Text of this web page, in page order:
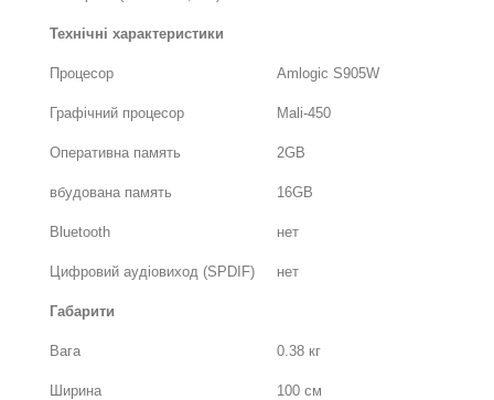
Технічні характеристики
Процесор Amlogic S905W
Графічний процесор Mali-450
Оперативна память 2GB
вбудована память 16GB
Bluetooth нет
Цифровий аудіовиход (SPDIF) нет
Габарити
Вага 0.38 кг
Ширина 100 см